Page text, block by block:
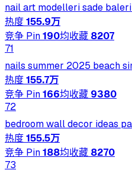
nail art modelleri sade
热度155.9万
竞争 Pin190均收藏 8207
71
nails summer 2025 beach
热度155.7万
竞争 Pin166均收藏 9380
72
bedroom wall decor ideas
热度155.5万
竞争 Pin188均收藏 8270
73